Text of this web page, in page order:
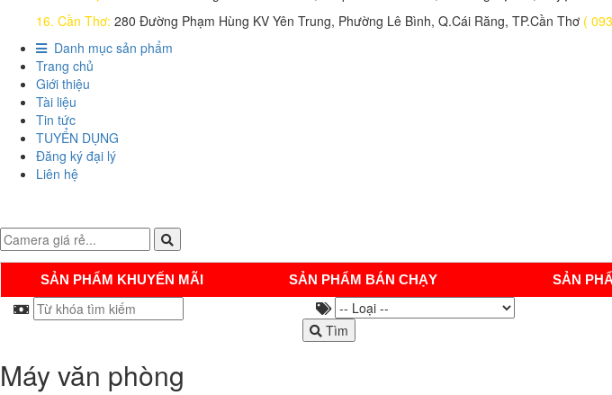
16. Cần Thơ: 280 Đường Phạm Hùng KV Yên Trung, Phường Lê Bình, Q.Cái Răng, TP.Cần Thơ (
Danh mục sản phẩm
Trang chủ
Giới thiệu
Tài liệu
Tin tức
TUYỂN DỤNG
Đăng ký đại lý
Liên hệ
SẢN PHẨM KHUYẾN MÃI SẢN PHẨM BÁN CHẠY SẢN
Tìm
Máy văn phòng